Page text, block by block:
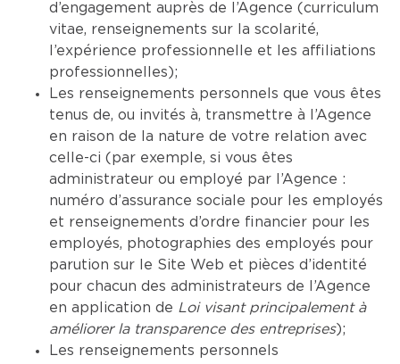
d’engagement auprès de l’Agence (curriculum
vitae, renseignements sur la scolarité,
l’expérience professionnelle et les affiliations
professionnelles);
Les renseignements personnels que vous êtes
tenus de, ou invités à, transmettre à l’Agence
en raison de la nature de votre relation avec
celle-ci (par exemple, si vous êtes
administrateur ou employé par l’Agence :
numéro d’assurance sociale pour les employés
et renseignements d’ordre financier pour les
employés, photographies des employés pour
parution sur le Site Web et pièces d’identité
pour chacun des administrateurs de l’Agence
en application de Loi visant principalement à
améliorer la transparence des entreprises);
Les renseignements personnels